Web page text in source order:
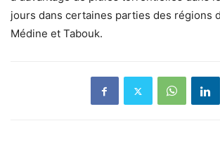
jours dans certaines parties des régions
Médine et Tabouk.